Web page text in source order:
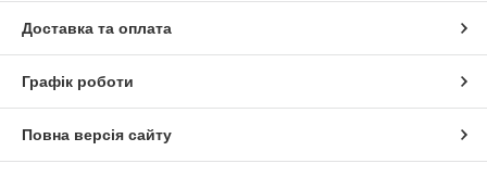
Доставка та оплата
Графік роботи
Повна версія сайту